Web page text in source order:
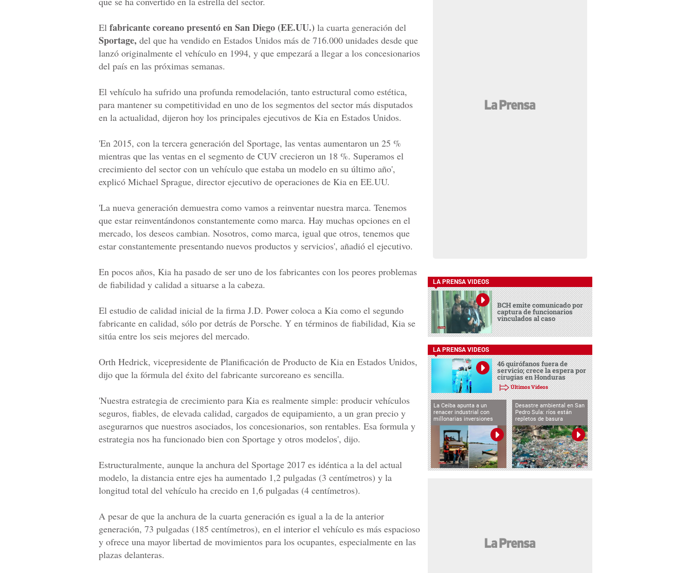
El fabricante coreano presentó en San Diego (EE.UU.) la cuarta generación del
Sportage, del que ha vendido en Estados Unidos más de 716.000 unidades desde que
lanzó originalmente el vehículo en 1994, y que empezará a llegar a los concesionarios
del país en las próximas semanas.
El vehículo ha sufrido una profunda remodelación, tanto estructural como estética,
para mantener su competitividad en uno de los segmentos del sector más disputados
en la actualidad, dijeron hoy los principales ejecutivos de Kia en Estados Unidos.
'En 2015, con la tercera generación del Sportage, las ventas aumentaron un 25 %
mientras que las ventas en el segmento de CUV crecieron un 18 %. Superamos el
crecimiento del sector con un vehículo que estaba un modelo en su último año',
explicó Michael Sprague, director ejecutivo de operaciones de Kia en EE.UU.
'La nueva generación demuestra como vamos a reinventar nuestra marca. Tenemos
que estar reinventándonos constantemente como marca. Hay muchas opciones en el
mercado, los deseos cambian. Nosotros, como marca, igual que otros, tenemos que
estar constantemente presentando nuevos productos y servicios', añadió el ejecutivo.
En pocos años, Kia ha pasado de ser uno de los fabricantes con los peores problemas
de fiabilidad y calidad a situarse a la cabeza.
El estudio de calidad inicial de la firma J.D. Power coloca a Kia como el segundo
fabricante en calidad, sólo por detrás de Porsche. Y en términos de fiabilidad, Kia se
sitúa entre los seis mejores del mercado.
Orth Hedrick, vicepresidente de Planificación de Producto de Kia en Estados Unidos,
dijo que la fórmula del éxito del fabricante surcoreano es sencilla.
'Nuestra estrategia de crecimiento para Kia es realmente simple: producir vehículos
seguros, fiables, de elevada calidad, cargados de equipamiento, a un gran precio y
asegurarnos que nuestros asociados, los concesionarios, son rentables. Esa formula y
estrategia nos ha funcionado bien con Sportage y otros modelos', dijo.
Estructuralmente, aunque la anchura del Sportage 2017 es idéntica a la del actual
modelo, la distancia entre ejes ha aumentado 1,2 pulgadas (3 centímetros) y la
longitud total del vehículo ha crecido en 1,6 pulgadas (4 centímetros).
A pesar de que la anchura de la cuarta generación es igual a la de la anterior
generación, 73 pulgadas (185 centímetros), en el interior el vehículo es más espacioso
y ofrece una mayor libertad de movimientos para los ocupantes, especialmente en las
plazas delanteras.
LA PRENSA VIDEOS
BCH emite comunicado por
captura de funcionarios
vinculados al caso
LA PRENSA VIDEOS
46 quirófanos fuera de
servicio; crece la espera por
cirugías en Honduras
Últimos Videos
La Ceiba apunta a un
renacer industrial con
millonarias inversiones
Desastre ambiental en San
Pedro Sula: ríos están
repletos de basura